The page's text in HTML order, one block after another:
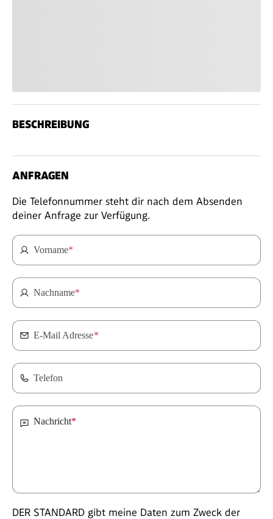
BESCHREIBUNG
ANFRAGEN
Die Telefonnummer steht dir nach dem Absenden
deiner Anfrage zur Verfügung.
Vorname*
Nachname*
E-Mail Adresse*
Telefon
Nachricht*
DER STANDARD gibt meine Daten zum Zweck der